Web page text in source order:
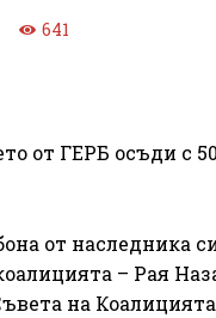
641
от ГЕРБ осъди с
от наследника
– Рая
на